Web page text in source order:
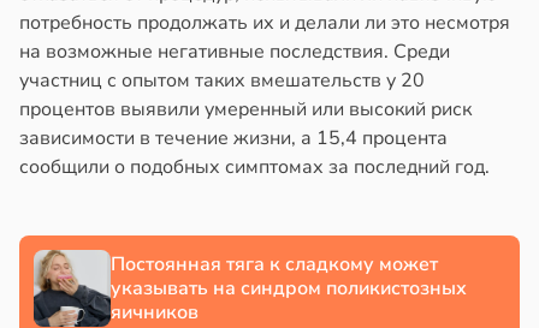
потребность продолжать их и делали ли это несмотря
на возможные негативные последствия. Среди
участниц с опытом таких вмешательств у 20
процентов выявили умеренный или высокий риск
зависимости в течение жизни, а 15,4 процента
сообщили о подобных симптомах за последний год.
Постоянная тяга к сладкому может
указывать на синдром поликистозных
яичников